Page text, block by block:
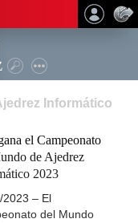
Informático
el Campeonato
de Ajedrez
2023
2023 – El
del Mundo